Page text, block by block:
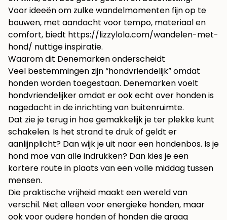
Voor ideeën om zulke wandelmomenten fijn op te
bouwen, met aandacht voor tempo, materiaal en
comfort, biedt https://lizzylola.com/wandelen-met-
hond/ nuttige inspiratie.
Waarom dit Denemarken onderscheidt
Veel bestemmingen zijn “hondvriendelijk” omdat
honden worden toegestaan. Denemarken voelt
hondvriendelijker omdat er ook echt over honden is
nagedacht in de inrichting van buitenruimte.
Dat zie je terug in hoe gemakkelijk je ter plekke kunt
schakelen. Is het strand te druk of geldt er
aanlijnplicht? Dan wijk je uit naar een hondenbos. Is je
hond moe van alle indrukken? Dan kies je een
kortere route in plaats van een volle middag tussen
mensen.
Die praktische vrijheid maakt een wereld van
verschil. Niet alleen voor energieke honden, maar
ook voor oudere honden of honden die graag